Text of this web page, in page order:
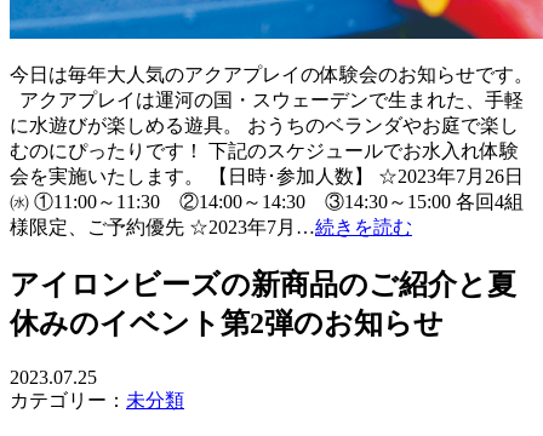
今日は毎年大人気のアクアプレイの体験会のお知らせです。
アクアプレイは運河の国・スウェーデンで生まれた、手軽
に水遊びが楽しめる遊具。 おうちのベランダやお庭で楽し
むのにぴったりです！ 下記のスケジュールでお水入れ体験
会を実施いたします。 【日時･参加人数】 ☆2023年7月26日
㈬ ①11:00～11:30 ②14:00～14:30 ③14:30～15:00 各回4組
様限定、ご予約優先 ☆2023年7月…続きを読む
アイロンビーズの新商品のご紹介と夏
休みのイベント第2弾のお知らせ
2023.07.25
カテゴリー： 未分類